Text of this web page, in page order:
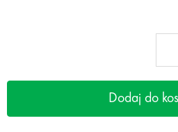
Dodaj do